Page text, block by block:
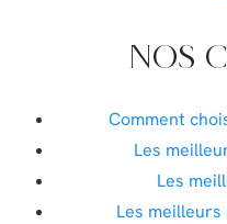
NOS
Comment
Les
Les
Les